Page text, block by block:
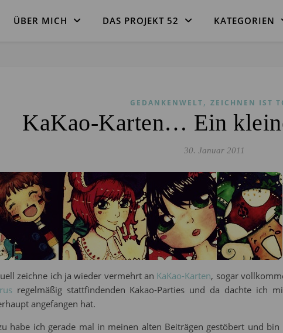
ÜBER MICH DAS PROJEKT 52 KATEGORIEN
GEDANKENWELT, ZEICHNEN IST
KaKao-Karten… Ein
30. Januar 2011
zeichne ich ja wieder vermehrt an KaKao-Karten, sogar
regelmäßig stattfindenden Kakao-Parties und da dachte ich
angefangen hat.
habe ich gerade mal in meinen alten Beiträgen gestöbert und